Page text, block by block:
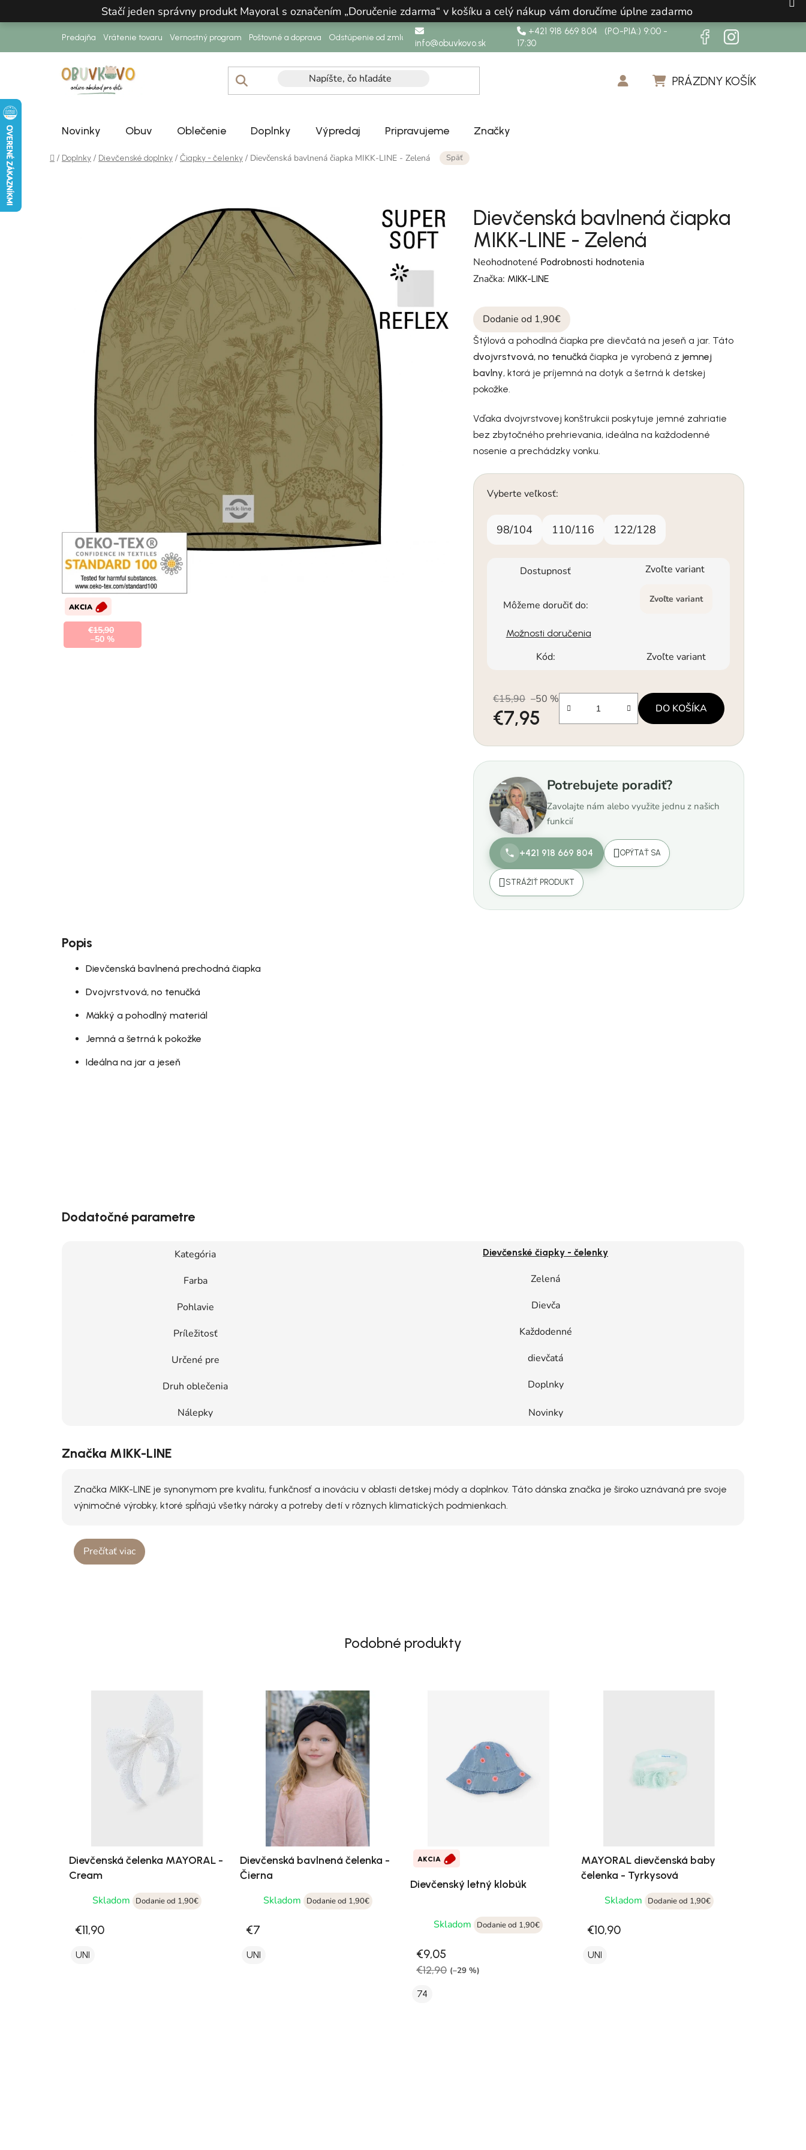
Stačí jeden správny produkt Mayoral s označením „Doručenie zdarma“ v košíku a celý nákup vám doručíme úplne zadarmo
Predajňa Vrátenie tovaru Vernostný program Poštovné a doprava Odstúpenie od zmluvy info@obuvkovo.sk
+421 918 669 804 (PO-PIA:) 9:00 -
17:30
PRÁZDNY KOŠÍK
Novinky Obuv Oblečenie Doplnky Výpredaj Pripravujeme Značky
Domov
/ Doplnky / Dievčenské doplnky / Čiapky - čelenky / Dievčenská bavlnená čiapka MIKK-LINE - Zelená Späť
Dievčenská bavlnená čiapka
MIKK-LINE - Zelená
Priemerné hodnotenie produktu je 0,0 z 5 hviezdičiek.
Neohodnotené Podrobnosti hodnotenia
Značka: MIKK-LINE
Dodanie od 1,90€
Štýlová a pohodlná čiapka pre dievčatá na jeseň a jar. Táto
dvojvrstvová, no tenučká čiapka je vyrobená z jemnej
bavlny, ktorá je príjemná na dotyk a šetrná k detskej
pokožke.
Vďaka dvojvrstvovej konštrukcii poskytuje jemné zahriatie
bez zbytočného prehrievania, ideálna na každodenné
nosenie a prechádzky vonku.
Vyberte veľkosť:
98/104 110/116 122/128
Dostupnosť Zvoľte variant
Môžeme doručiť do: Zvoľte variant
Možnosti doručenia
Kód: Zvoľte variant
€15,90 –50 %
€7,95 DO KOŠÍKA
Potrebujete poradiť?
Zavolajte nám alebo využite jednu z našich
funkcií
+421 918 669 804 OPÝTAŤ SA
STRÁŽIŤ PRODUKT
AKCIA
€15,90
–50 %
Popis
Dievčenská bavlnená prechodná čiapka
Dvojvrstvová, no tenučká
Mäkký a pohodlný materiál
Jemná a šetrná k pokožke
Ideálna na jar a jeseň
Dodatočné parametre
Kategória Dievčenské čiapky - čelenky
Farba Zelená
Pohlavie Dievča
Príležitosť Každodenné
Určené pre dievčatá
Druh oblečenia Doplnky
Nálepky Novinky
Značka MIKK-LINE
Značka MIKK-LINE je synonymom pre kvalitu, funkčnosť a inováciu v oblasti detskej módy a doplnkov. Táto dánska značka je široko uznávaná pre svoje
výnimočné výrobky, ktoré spĺňajú všetky nároky a potreby detí v rôznych klimatických podmienkach.
Prečítať viac
Podobné produkty
Dievčenská čelenka MAYORAL -
Cream
Skladom Dodanie od 1,90€
€11,90
UNI
Dievčenská bavlnená čelenka -
Čierna
Skladom
Dodanie od 1,90€
€7
UNI
AKCIA
Dievčenský letný klobúk
Skladom Dodanie od 1,90€
€9,05
€12,90 (–29 %)
74
MAYORAL dievčenská baby
čelenka - Tyrkysová
Skladom
Dodanie od 1,90€
€10,90
UNI